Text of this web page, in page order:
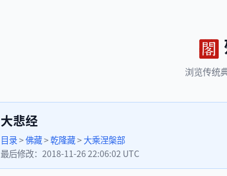
浏览传统
大悲经
目录>佛藏>乾隆藏>大乘涅槃部
最后修改： 2018-11-26 22:06:02 UTC